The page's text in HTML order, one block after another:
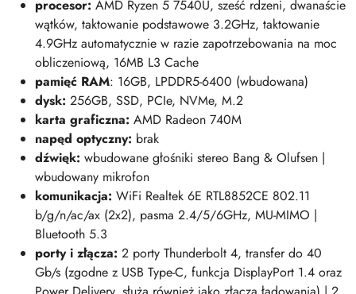
procesor: AMD Ryzen 5 7540U, sześć rdzeni, dwanaście
wątków, taktowanie podstawowe 3.2GHz, taktowanie
4.9GHz automatycznie w razie zapotrzebowania na moc
obliczeniową, 16MB L3 Cache
pamięć RAM: 16GB, LPDDR5-6400 (wbudowana)
dysk: 256GB, SSD, PCIe, NVMe, M.2
karta graficzna: AMD Radeon 740M
napęd optyczny: brak
dźwięk: wbudowane głośniki stereo Bang & Olufsen |
wbudowany mikrofon
komunikacja: WiFi Realtek 6E RTL8852CE 802.11
b/g/n/ac/ax (2x2), pasma 2.4/5/6GHz, MU-MIMO |
Bluetooth 5.3
porty i złącza: 2 porty Thunderbolt 4, transfer do 40
Gb/s (zgodne z USB Type-C, funkcja DisplayPort 1.4 oraz